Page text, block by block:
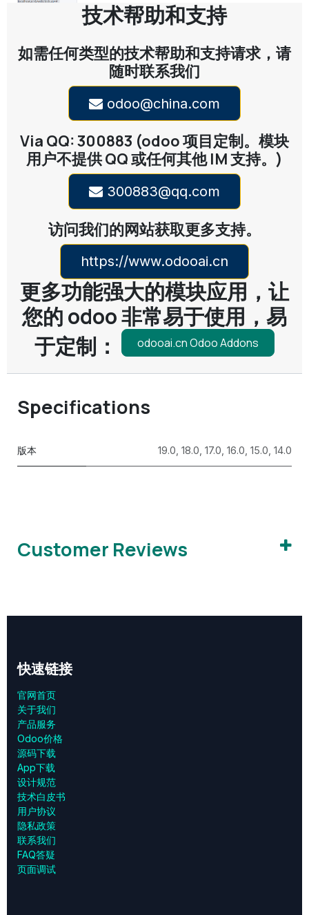
技术帮助和支持
如需任何类型的技术帮助和支持请求，请
随时联系我们
odoo@china.com
Via QQ: 300883 (odoo 项目定制。模块
用户不提供 QQ 或任何其他 IM 支持。)
300883@qq.com
访问我们的网站获取更多支持。
https://www.odooai.cn
更多功能强大的模块应用，让
您的 odoo 非常易于使用，易
于定制：
odooai.cn Odoo Addons
Specifications
版本 19.0 18.0 17.0 16.0 15.0 14.0
Customer Reviews
快速链接
官网首页
关于我们
产品服务
Odoo价格
源码下载
App下载
设计规范
技术白皮书
用户协议
‎隐私政策‎
联系我们
FAQ答疑
页面调试